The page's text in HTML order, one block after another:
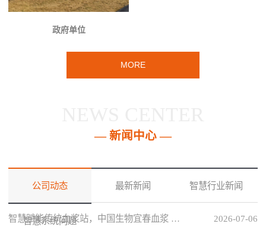
政府单位
MORE
— 新闻中心 —
公司动态 最新新闻 智慧行业新闻
智慧系统问题 2026-07-06
智慧赋能传统血浆站，中国生物宜春血浆 …